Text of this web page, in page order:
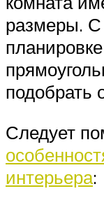
размеры. С
подобрать
Следует
интерьера: